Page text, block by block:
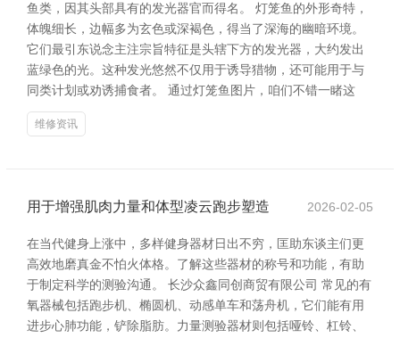
鱼类，因其头部具有的发光器官而得名。 灯笼鱼的外形奇特，
体魄细长，边幅多为玄色或深褐色，得当了深海的幽暗环境。
它们最引东说念主注宗旨特征是头辖下方的发光器，大约发出
蓝绿色的光。这种发光悠然不仅用于诱导猎物，还可能用于与
同类计划或劝诱捕食者。 通过灯笼鱼图片，咱们不错一睹这
维修资讯
用于增强肌肉力量和体型凌云跑步塑造 2026-02-05
在当代健身上涨中，多样健身器材日出不穷，匡助东谈主们更
高效地磨真金不怕火体格。了解这些器材的称号和功能，有助
于制定科学的测验沟通。 长沙众鑫同创商贸有限公司 常见的有
氧器械包括跑步机、椭圆机、动感单车和荡舟机，它们能有用
进步心肺功能，铲除脂肪。力量测验器材则包括哑铃、杠铃、